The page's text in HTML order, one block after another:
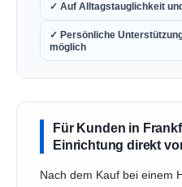
✓ Auf Alltagstauglichkeit
✓ Persönliche
möglich
Für Kunden in
Einrichtung direkt
Nach dem Kauf bei einem